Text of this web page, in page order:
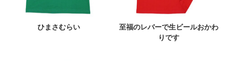
ひまさむらい
至福のレバーで生ビールおかわ
りです